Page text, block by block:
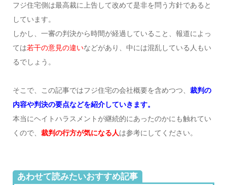
フジ住宅側は最高裁に上告して改めて是非を問う方針であると
しています。
しかし、一審の判決から時間が経過していること、報道によっ
ては若干の意見の違いなどがあり、中には混乱している人もい
るでしょう。
そこで、この記事ではフジ住宅の会社概要を含めつつ、 裁判の
内容や判決の要点などを紹介していきます。
本当にヘイトハラスメントが継続的にあったのかにも触れてい
くので、 裁判の行方が気になる人は参考にしてください。
あわせて読みたいおすすめ記事